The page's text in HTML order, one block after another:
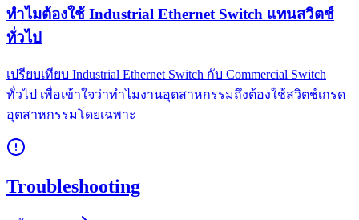
ทำไมต้องใช้ Industrial Ethernet Switch แทนสวิตช์
ทั่วไป
เปรียบเทียบ Industrial Ethernet Switch กับ Commercial Switch
ทั่วไป เพื่อเข้าใจว่าทำไมงานอุตสาหกรรมถึงต้องใช้สวิตช์เกรด
อุตสาหกรรมโดยเฉพาะ
Troubleshooting